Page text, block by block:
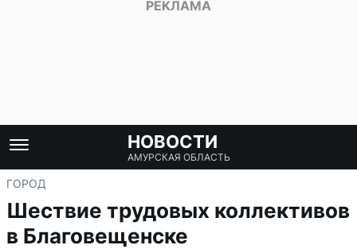
НОВОСТИ
АМУРСКАЯ ОБЛАСТЬ
ГОРОД
Шествие трудовых коллективов
в Благовещенске